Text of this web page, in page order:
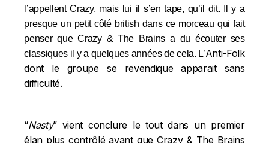
l’appellent Crazy, mais lui il s’en tape, qu’il dit. Il y a
presque un petit côté british dans ce morceau qui fait
penser que Crazy & The Brains a du écouter ses
classiques il y a quelques années de cela. L’Anti-Folk
dont le groupe se revendique apparait sans
difficulté.
“Nasty” vient conclure le tout dans un premier
élan plus contrôlé avant que Crazy & The Brains